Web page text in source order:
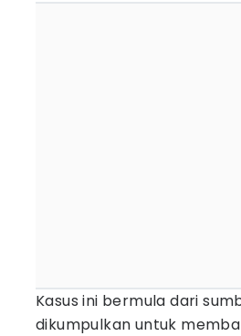
Kasus ini bermula dari
dikumpulkan untuk